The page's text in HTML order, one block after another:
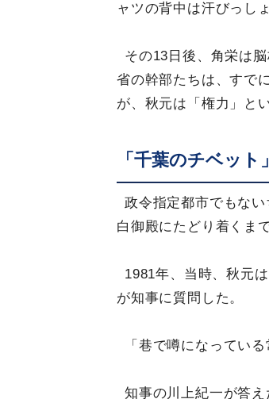
ャツの背中は汗びっし
その13日後、角栄は
省の幹部たちは、すで
が、秋元は「権力」と
「千葉のチベッ
政令指定都市でもな
白御殿にたどり着くま
1981年、当時、秋元
が知事に質問した。
「巷で噂になってい
知事の川上紀一が答え